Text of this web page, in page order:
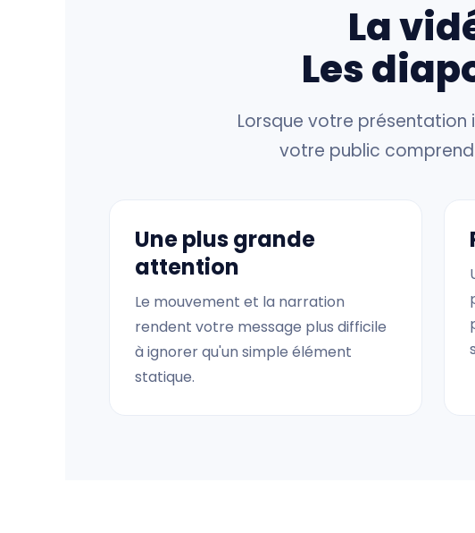
La
Les
Lorsque votre présentation
votre public
Une plus grande
attention
Le mouvement et la narration
rendent votre message plus difficile
à ignorer qu'un simple élément
statique.